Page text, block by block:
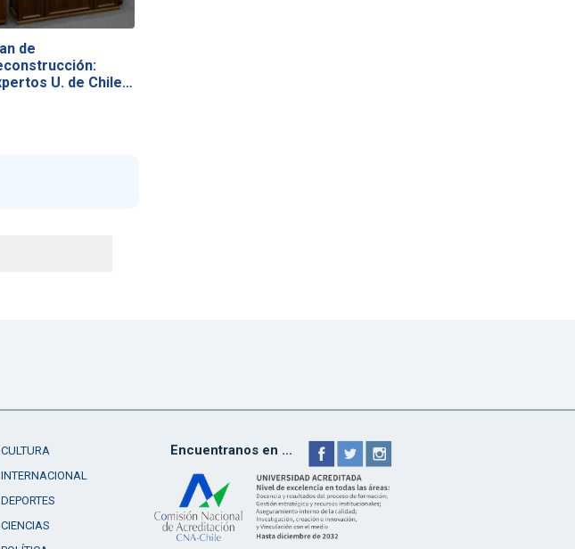
de
U. de Chile…
CULTURA
INTERNACIONAL
DEPORTES
CIENCIAS
Encuentranos en ...